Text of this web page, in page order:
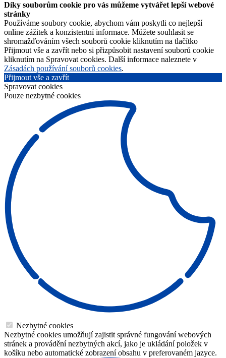
Díky souborům cookie pro vás můžeme vytvářet lepší webové
stránky
Používáme soubory cookie, abychom vám poskytli co nejlepší
online zážitek a konzistentní informace. Můžete souhlasit se
shromažďováním všech souborů cookie kliknutím na tlačítko
Přijmout vše a zavřít nebo si přizpůsobit nastavení souborů cookie
kliknutím na Spravovat cookies. Další informace naleznete v
Zásadách používání souborů cookies.
Přijmout vše a zavřít
Spravovat cookies
Pouze nezbytné cookies
Nezbytné cookies
Nezbytné cookies umožňují zajistit správné fungování webových
stránek a provádění nezbytných akcí, jako je ukládání položek v
košíku nebo automatické zobrazení obsahu v preferovaném jazyce.